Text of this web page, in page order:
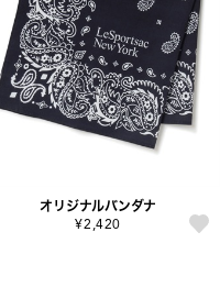
オリジナルバンダナ
¥2,420